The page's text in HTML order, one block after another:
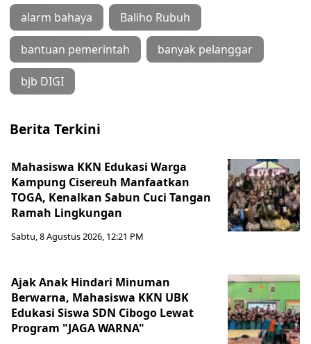
alarm bahaya Baliho Rubuh
bantuan pemerintah banyak pelanggar
bjb DIGI
Berita Terkini
Mahasiswa KKN Edukasi Warga
Kampung Cisereuh Manfaatkan
TOGA, Kenalkan Sabun Cuci Tangan
Ramah Lingkungan
Sabtu, 8 Agustus 2026, 12:21 PM
Ajak Anak Hindari Minuman
Berwarna, Mahasiswa KKN UBK
Edukasi Siswa SDN Cibogo Lewat
Program "JAGA WARNA"